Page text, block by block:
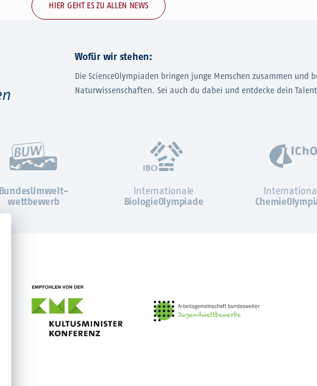
HIER GEHT ES ZU ALLEN NEWS
Wofür wir stehen:
Die ScienceOlympiaden bringen junge Menschen zusammen und
Naturwissenschaften. Sei auch du dabei und entdecke dein
BundesUmwelt-
wettbewerb
Internationale
BiologieOlympiade